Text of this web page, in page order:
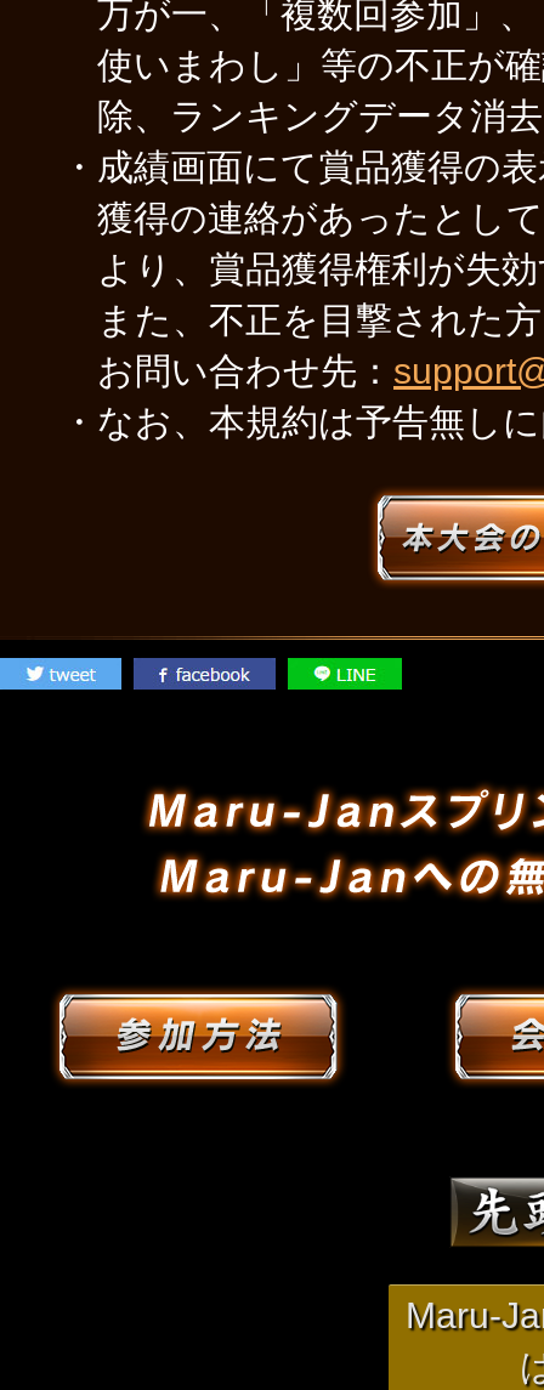
万が一、「複数回参加」
使いまわし」等の不正が
除、ランキングデータ消
・成績画面にて賞品獲得の
獲得の連絡があったとし
より、賞品獲得権利が失
また、不正を目撃された
お問い合わせ先：
・なお、本規約は予告無し
Maru-